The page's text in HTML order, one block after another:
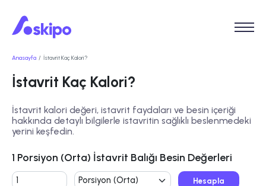
Anasayfa İstavrit Kaç Kalori?
İstavrit Kaç Kalori?
İstavrit kalori değeri, istavrit faydaları ve besin içeriği
hakkında detaylı bilgilerle istavritin sağlıklı beslenmedeki
yerini keşfedin.
1 Porsiyon (Orta) İstavrit Balığı Besin Değerleri
Hesapla